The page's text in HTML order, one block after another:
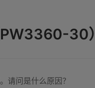
30）
请问是什么原因？